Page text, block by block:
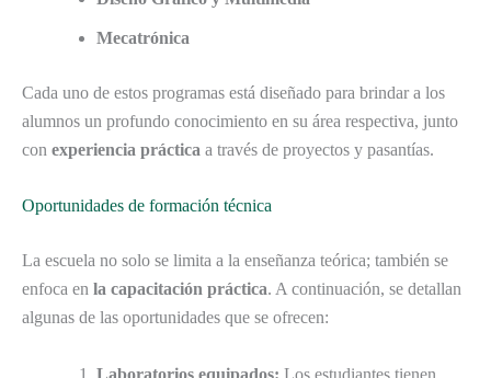
Mecatrónica
Cada uno de estos programas está diseñado para brindar a los
alumnos un profundo conocimiento en su área respectiva, junto
con experiencia práctica a través de proyectos y pasantías.
Oportunidades de formación técnica
La escuela no solo se limita a la enseñanza teórica; también se
enfoca en la capacitación práctica. A continuación, se detallan
algunas de las oportunidades que se ofrecen:
Laboratorios equipados: Los estudiantes tienen